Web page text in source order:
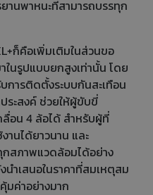
านพาหนะที่สามารถบรรทุก
ก็คือเพิ่มเติมในส่วนขอ
ในรูปแบบยกสูงเท่านั้น โดย
การติดตั้งระบบกันสะเทือน
ระสงค์ ช่วยให้ผู้ขับขี่
ลื่อน 4 ล้อได้ สำหรับผู้ที่
านได้ยาวนาน และ
กสภาพแวดล้อมได้อย่าง
ำเสนอในราคาที่สมเหตุสม
มค่าอย่างมาก